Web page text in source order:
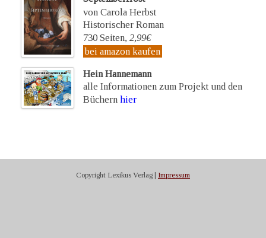
von Carola Herbst
Historischer Roman
730 Seiten, 2,99€
bei amazon kaufen
Hein Hannemann
alle Informationen zum Projekt und den
Büchern hier
Copyright Lexikus Verlag | Impressum